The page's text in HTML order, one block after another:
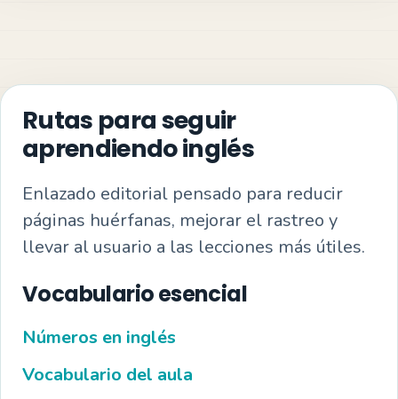
Rutas para seguir
aprendiendo inglés
Enlazado editorial pensado para reducir
páginas huérfanas, mejorar el rastreo y
llevar al usuario a las lecciones más útiles.
Vocabulario esencial
Números en inglés
Vocabulario del aula